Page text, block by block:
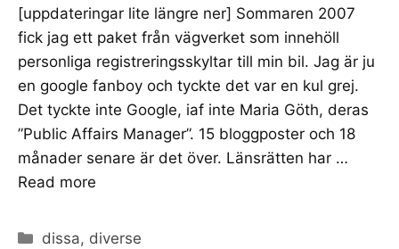
[uppdateringar lite längre ner] Sommaren 2007
fick jag ett paket från vägverket som innehöll
personliga registreringsskyltar till min bil. Jag är ju
en google fanboy och tyckte det var en kul grej.
Det tyckte inte Google, iaf inte Maria Göth, deras
”Public Affairs Manager”. 15 bloggposter och 18
månader senare är det över. Länsrätten har …
Read more
Categories
dissa, diverse